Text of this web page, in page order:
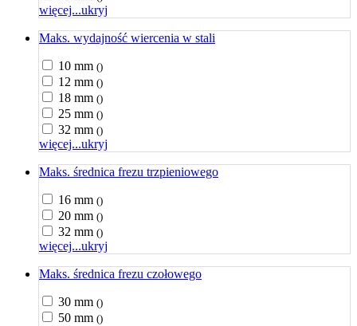
więcej...ukryj
Maks. wydajność wiercenia w stali
10 mm ()
12 mm ()
18 mm ()
25 mm ()
32 mm ()
więcej...ukryj
Maks. średnica frezu trzpieniowego
16 mm ()
20 mm ()
32 mm ()
więcej...ukryj
Maks. średnica frezu czołowego
30 mm ()
50 mm ()